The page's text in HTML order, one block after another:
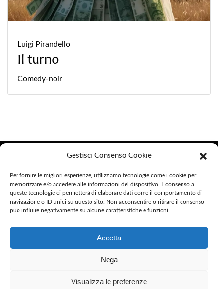
Gestisci Consenso Cookie
Per fornire le migliori esperienze, utilizziamo tecnologie come i cookie per
memorizzare e/o accedere alle informazioni del dispositivo. Il consenso a
queste tecnologie ci permetterà di elaborare dati come il comportamento di
navigazione o ID unici su questo sito. Non acconsentire o ritirare il consenso
può influire negativamente su alcune caratteristiche e funzioni.
Accetta
Nega
Visualizza le preferenze
Luigi Pirandello
Il turno
Comedy-noir
Helike Edizioni
Helike Edizioni è un marchio di Argo Editore S.C. a R.L.
P.IVA 01407520558
Indirizzo: Via Donato Bramante 3/D, 05100 Terni (TR)